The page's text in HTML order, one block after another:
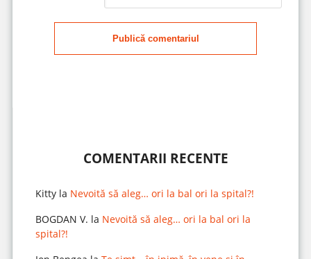
Publică comentariul
COMENTARII RECENTE
Kittyla Nevoită să aleg… ori la bal ori la spital?!
BOGDAN V. la Nevoită să aleg… ori la bal ori la
spital?!